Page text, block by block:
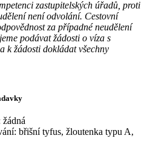
zastupitelských úřadů, proti
není odvolání. Cestovní
za případné neudělení
podávat žádosti o víza s
k žádosti dokládat všechny
břišní tyfus, žloutenka typu A,